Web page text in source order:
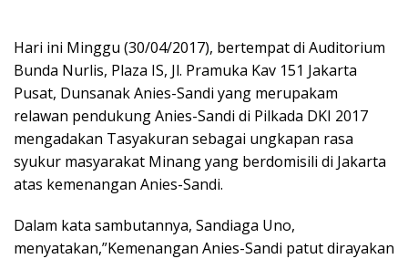
Hari ini Minggu (30/04/2017), bertempat di Auditorium
Bunda Nurlis, Plaza IS, Jl. Pramuka Kav 151 Jakarta
Pusat, Dunsanak Anies-Sandi yang merupakam
relawan pendukung Anies-Sandi di Pilkada DKI 2017
mengadakan Tasyakuran sebagai ungkapan rasa
syukur masyarakat Minang yang berdomisili di Jakarta
atas kemenangan Anies-Sandi.
Dalam kata sambutannya, Sandiaga Uno,
menyatakan,”Kemenangan Anies-Sandi patut dirayakan